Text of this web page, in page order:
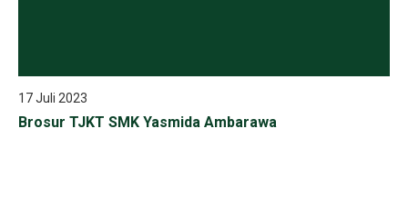
17 Juli 2023
Brosur TJKT SMK Yasmida Ambarawa